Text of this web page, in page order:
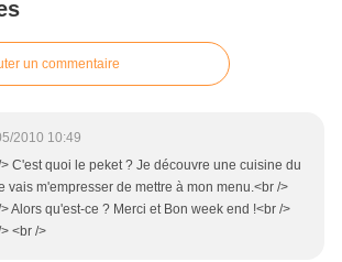
un commentaire
2010 10:49
C'est quoi le peket ? Je découvre une cuisine du
vais m'empresser de mettre à mon menu.<br />
Alors qu'est-ce ? Merci et Bon week end !<br />
<br />